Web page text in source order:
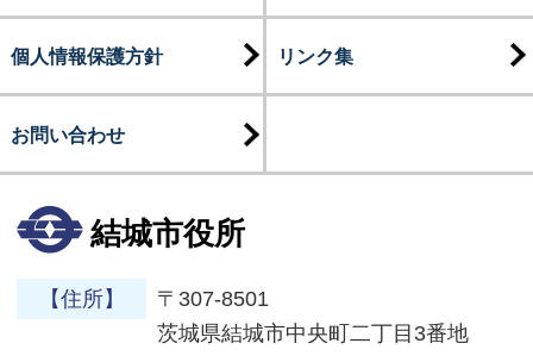
個人情報保護方針 リンク集
お問い合わせ
結城市役所
【住所】
〒307-8501
茨城県結城市中央町二丁目3番地